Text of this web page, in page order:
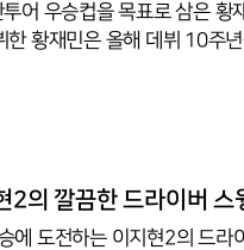
어 우승컵을 목표로 삼은 황
총상금 1억 3125만 2896
수 있다’라는 자신감을 얻은 것이 큰 소득이었
2의 깔끔한 드라이버 스
에 도전하는 이지현2의 드라